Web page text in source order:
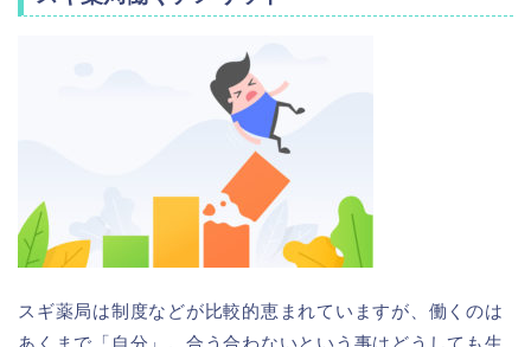
スギ薬局は制度などが比較的恵まれていますが、働くのは
あくまで「自分」。合う合わないという事はどうしても生